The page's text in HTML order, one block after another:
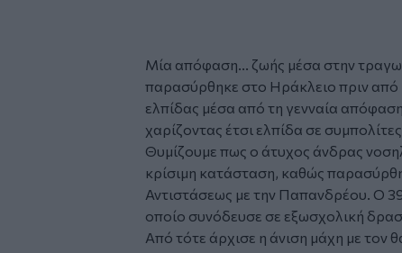
Μία απόφαση... ζωής μέσα στην
παρασύρθηκε στο Ηράκλειο πριν από
ελπίδας μέσα από τη γενναία απόφαση
χαρίζοντας έτσι ελπίδα σε
Θυμίζουμε πως ο άτυχος άνδρας
κρίσιμη κατάσταση, καθώς
Αντιστάσεως με την Παπανδρέου. Ο
οποίο συνόδευσε σε εξωσχολική
Από τότε άρχισε η άνιση μάχη με